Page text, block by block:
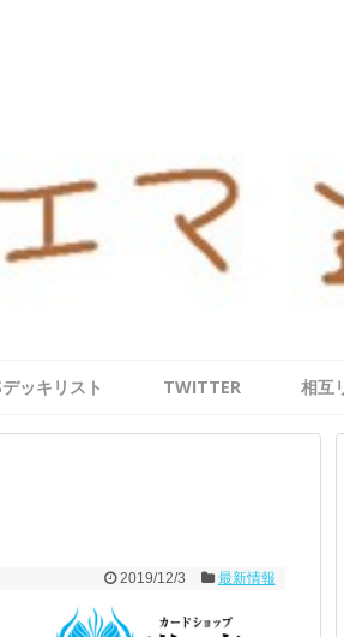
デッキリスト TWITTER 相互
2019/12/3 最新情報